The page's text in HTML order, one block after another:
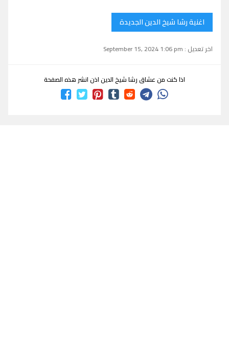
اغنية رشا شيخ الدين الجديدة
اخر تعديل : September 15, 2024 1:06 pm
اذا كنت من عشاق رشا شيخ الدين اذن انشر هذه الصفحة